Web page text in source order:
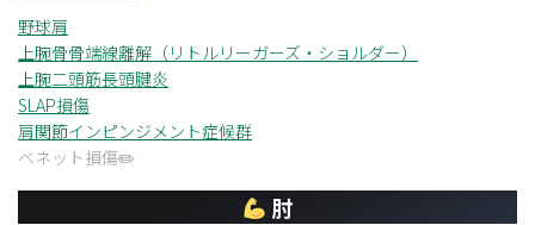
野球肩
上腕骨骨端線離解（リトルリーガーズ・ショルダー）
上腕二頭筋長頭腱炎
SLAP損傷
肩関節インピンジメント症候群
ベネット損傷
肘